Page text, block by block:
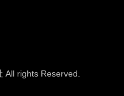
All rights Reserved.